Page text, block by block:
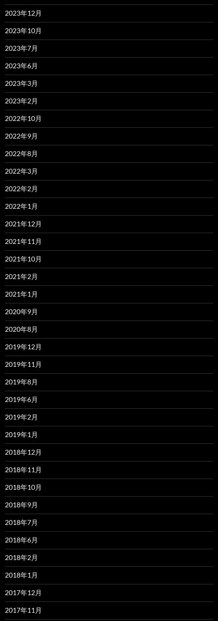
2023年12月
2023年10月
2023年7月
2023年6月
2023年3月
2023年2月
2022年10月
2022年9月
2022年8月
2022年3月
2022年2月
2022年1月
2021年12月
2021年11月
2021年10月
2021年2月
2021年1月
2020年9月
2020年8月
2019年12月
2019年11月
2019年8月
2019年6月
2019年2月
2019年1月
2018年12月
2018年11月
2018年10月
2018年9月
2018年7月
2018年6月
2018年2月
2018年1月
2017年12月
2017年11月